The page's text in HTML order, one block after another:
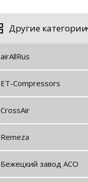
Другие категории
airAllRus
ET-Compressors
CrossAir
Remeza
Бежецкий завод АСО